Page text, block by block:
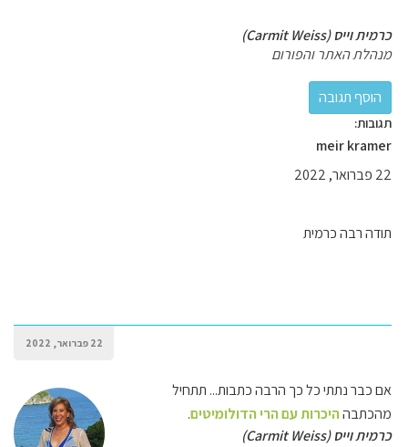
כרמית וייס (Carmit Weiss)
מנהלת האתר והפורום
תגובות:
meir kramer
22 פברואר, 2022
תודה רבה כרמית
22 פברואר, 2022
אם כבר נתתי כל כך הרבה כתבות... תתחיל
מהכתבההיכרות עם הרי הדולומיטים.
כרמית וייס (Carmit Weiss)